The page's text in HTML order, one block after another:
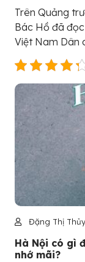
Trên Quảng
Bác Hồ đã
Việt Nam Dân
Đặng Thị Thủy
Hà Nội có gì
nhớ mãi?